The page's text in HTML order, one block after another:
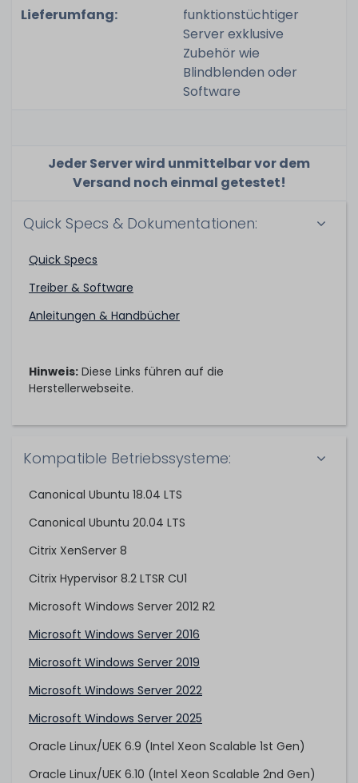
Lieferumfang:
funktionstüchtiger
Server exklusive
Zubehör wie
Blindblenden oder
Software
Jeder Server wird unmittelbar vor dem
Versand noch einmal getestet!
Quick Specs & Dokumentationen:
Quick Specs
Treiber & Software
Anleitungen & Handbücher
Hinweis: Diese Links führen auf die
Herstellerwebseite.
Kompatible Betriebssysteme:
Canonical Ubuntu 18.04 LTS
Canonical Ubuntu 20.04 LTS
Citrix XenServer 8
Citrix Hypervisor 8.2 LTSR CU1
Microsoft Windows Server 2012 R2
Microsoft Windows Server 2016
Microsoft Windows Server 2019
Microsoft Windows Server 2022
Microsoft Windows Server 2025
Oracle Linux/UEK 6.9 (Intel Xeon Scalable 1st Gen)
Oracle Linux/UEK 6.10 (Intel Xeon Scalable 2nd Gen)